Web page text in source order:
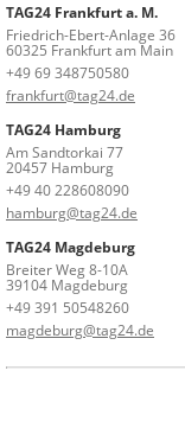
TAG24 Frankfurt a. M.
Friedrich-Ebert-Anlage 36
60325 Frankfurt am Main
+49 69 348750580
frankfurt@tag24.de
TAG24 Hamburg
Am Sandtorkai 77
20457 Hamburg
+49 40 228608090
hamburg@tag24.de
TAG24 Magdeburg
Breiter Weg 8-10A
39104 Magdeburg
+49 391 50548260
magdeburg@tag24.de